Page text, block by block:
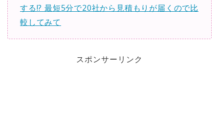
する!? 最短5分で20社から見積もりが届くので比
較してみて
スポンサーリンク